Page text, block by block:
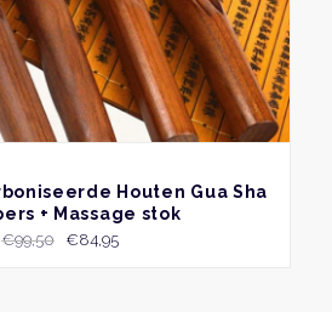
Houten Gua Sha
+ Massage stok
€99,50
Oorspronkelijke
€84,95Huidige